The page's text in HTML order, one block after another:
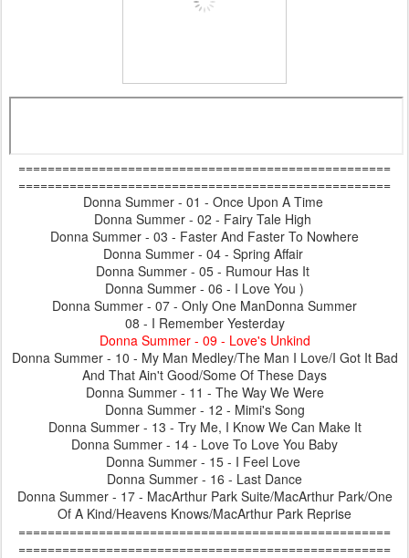
===================================================
===================================================
Donna Summer - 01 - Once Upon A Time
Donna Summer - 02 - Fairy Tale High
Donna Summer - 03 - Faster And Faster To Nowhere
Donna Summer - 04 - Spring Affair
Donna Summer - 05 - Rumour Has It
Donna Summer - 06 - I Love You )
Donna Summer - 07 - Only One ManDonna Summer
08 - I Remember Yesterday
Donna Summer - 09 - Love's Unkind
Donna Summer - 10 - My Man Medley/The Man I Love/I Got It Bad
And That Ain't Good/Some Of These Days
Donna Summer - 11 - The Way We Were
Donna Summer - 12 - Mimi's Song
Donna Summer - 13 - Try Me, I Know We Can Make It
Donna Summer - 14 - Love To Love You Baby
Donna Summer - 15 - I Feel Love
Donna Summer - 16 - Last Dance
Donna Summer - 17 - MacArthur Park Suite/MacArthur Park/One
Of A Kind/Heavens Knows/MacArthur Park Reprise
===================================================
===================================================